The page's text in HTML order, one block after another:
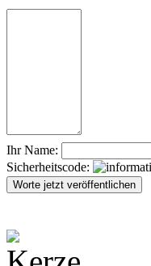
Ihr Name:
Sicherheitscode: